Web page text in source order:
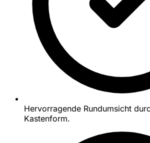
Hervorragende Rundumsicht
Kastenform.